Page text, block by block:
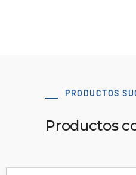
PRODUCTOS
Productos